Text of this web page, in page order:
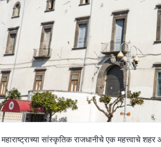
सांस्कृतिक राजधानीचे एक महत्त्वाचे